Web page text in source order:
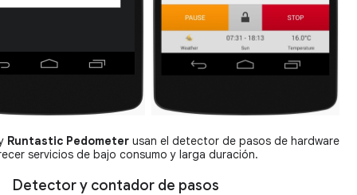
Runtastic Pedometer usan el detector de pasos de hardware
servicios de bajo consumo y larga duración.
Detector y contador de pasos